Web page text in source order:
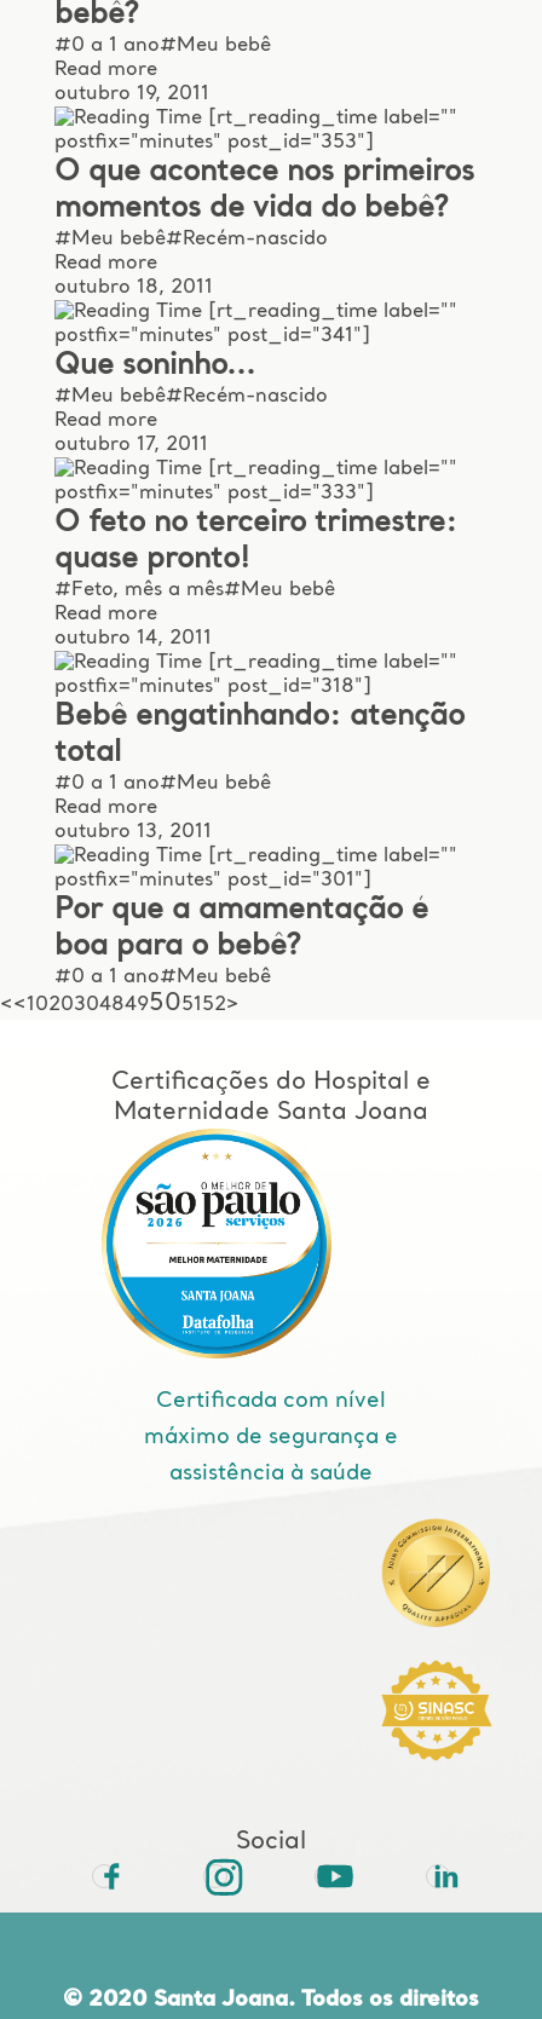
bebê?
#0 a 1 ano#Meu bebê
Read more
outubro 19, 2011
[rt_reading_time label=""
postfix="minutes" post_id="353"]
O que acontece nos primeiros
momentos de vida do bebê?
#Meu bebê#Recém-nascido
Read more
outubro 18, 2011
[rt_reading_time label=""
postfix="minutes" post_id="341"]
Que soninho...
#Meu bebê#Recém-nascido
Read more
outubro 17, 2011
[rt_reading_time label=""
postfix="minutes" post_id="333"]
O feto no terceiro trimestre:
quase pronto!
#Feto, mês a mês#Meu bebê
Read more
outubro 14, 2011
[rt_reading_time label=""
postfix="minutes" post_id="318"]
Bebê engatinhando: atenção
total
#0 a 1 ano#Meu bebê
Read more
outubro 13, 2011
[rt_reading_time label=""
postfix="minutes" post_id="301"]
Por que a amamentação é
boa para o bebê?
#0 a 1 ano#Meu bebê
<<10203048495051 52>
Certificações do Hospital e
Maternidade Santa Joana
Certificada com nível
máximo de segurança e
assistência à saúde
Social
© 2020 Santa Joana. Todos os direitos